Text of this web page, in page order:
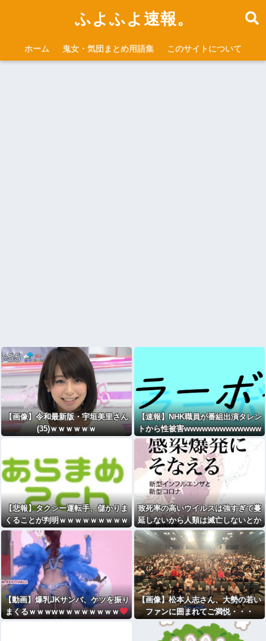
ふよふよ速報。
ホーム 鬼女・気団まとめ用語集 このサイトについて
【画像】令和最新版・宇垣美里さん
(35)ｗｗｗｗｗｗ
【速報】NHK職員が番組出演タレン
トから性被害wwwwwwwwwwwww
wwwwwwwwwww
【悲報】タクシー運転手、儲かりま
くることが判明ｗｗｗｗｗｗｗｗｗ
ｗｗｗｗｗｗｗｗｗｗｗｗｗｗｗｗ
致死率の高いウイルスは強すぎて蔓
延しないから人類は滅亡しないとか
いうけどさ
【動画】爆乳JKサンバ、ケツを振り
まくるｗｗｗwｗｗｗｗｗｗｗｗ
【画像】松本人志さん、大勢の若い
ファンに囲まれてご満悦・・・